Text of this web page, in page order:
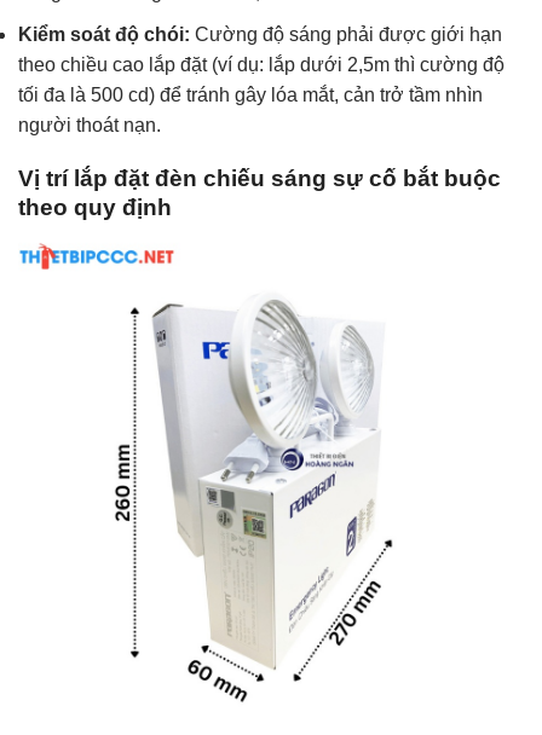
Kiểm soát độ chói: Cường độ sáng phải được giới hạn
theo chiều cao lắp đặt (ví dụ: lắp dưới 2,5m thì cường độ
tối đa là 500 cd) để tránh gây lóa mắt, cản trở tầm nhìn
người thoát nạn.
Vị trí lắp đặt đèn chiếu sáng sự cố bắt buộc
theo quy định